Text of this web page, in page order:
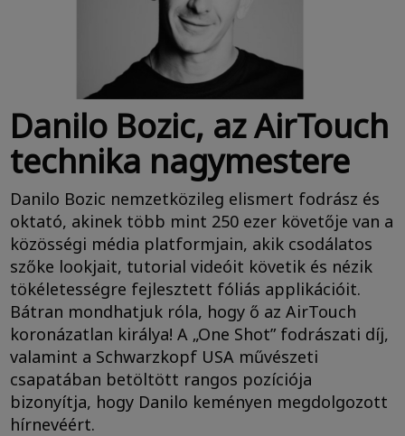
Danilo Bozic, az AirTouch
technika nagymestere
Danilo Bozic nemzetközileg elismert fodrász és
oktató, akinek több mint 250 ezer követője van a
közösségi média platformjain, akik csodálatos
szőke lookjait, tutorial videóit követik és nézik
tökéletességre fejlesztett fóliás applikációit.
Bátran mondhatjuk róla, hogy ő az AirTouch
koronázatlan királya! A „One Shot” fodrászati díj,
valamint a Schwarzkopf USA művészeti
csapatában betöltött rangos pozíciója
bizonyítja, hogy Danilo keményen megdolgozott
hírnevéért.